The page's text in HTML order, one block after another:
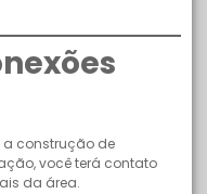
a construção de
você terá contato
da área.